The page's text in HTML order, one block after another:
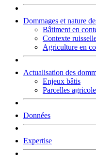
Dommages et nature
Bâtiment en
Contexte
Agriculture en
Actualisation des
Enjeux bâtis
Parcelles
Données
Expertise